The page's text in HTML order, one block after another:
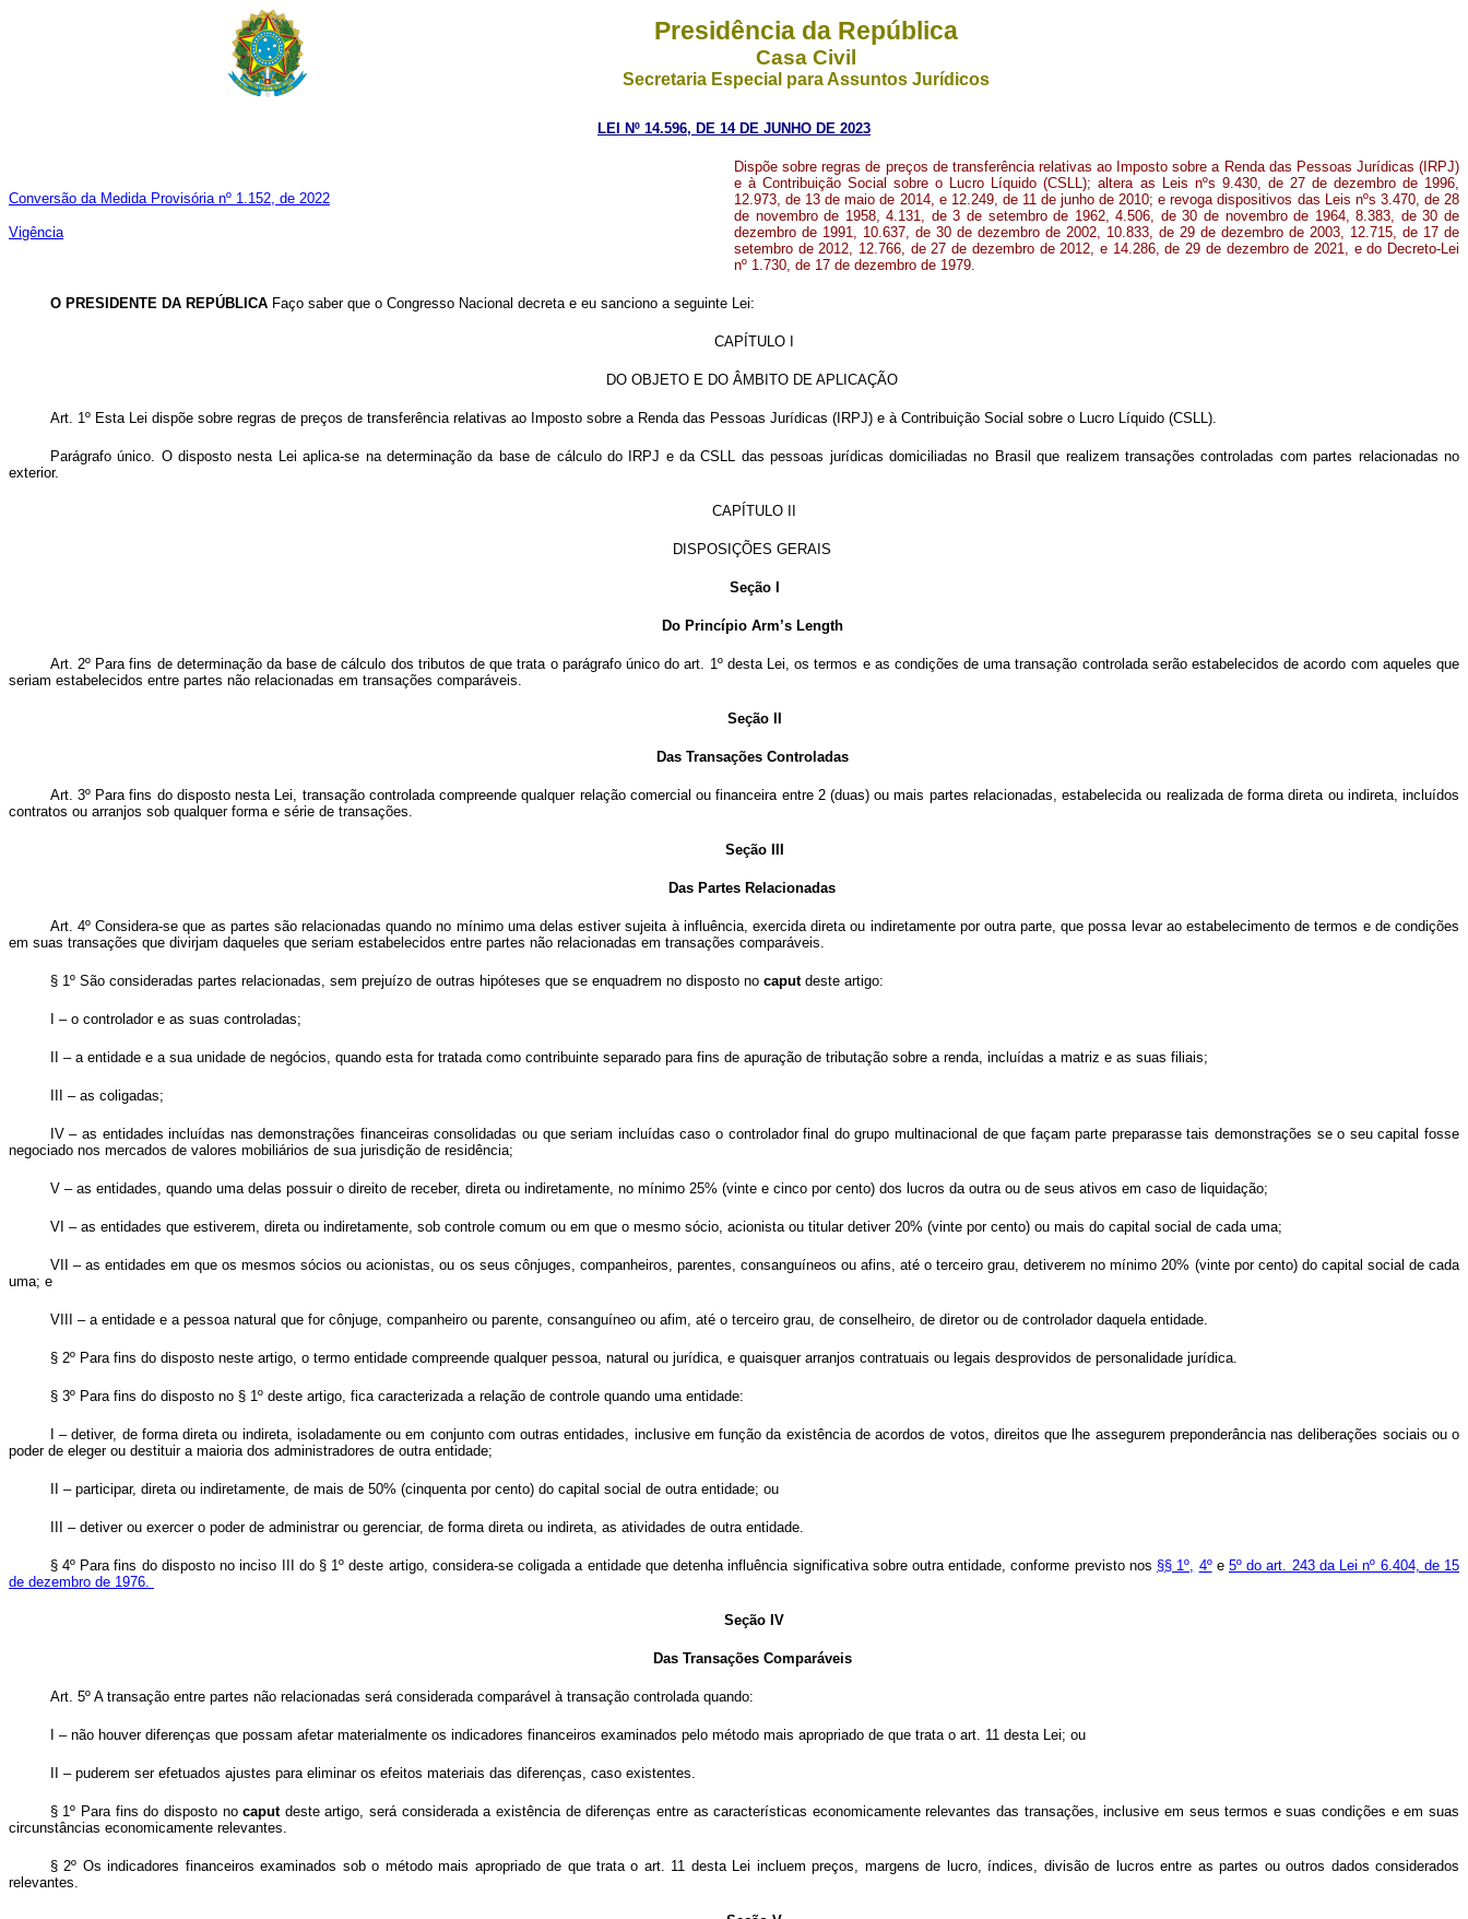
Presidência da República
Casa Civil
Secretaria Especial para Assuntos Jurídicos
LEI Nº 14.596, DE 14 DE JUNHO DE 2023
Conversão da Medida Provisória nº 1.152, de 2022
Vigência
Dispõe sobre regras de preços de transferência relativas ao Imposto sobre a Renda das Pessoas Jurídicas (IRPJ)
e à Contribuição Social sobre o Lucro Líquido (CSLL); altera as Leis nºs 9.430, de 27 de dezembro de 1996,
12.973, de 13 de maio de 2014, e 12.249, de 11 de junho de 2010; e revoga dispositivos das Leis nºs 3.470, de 28
de novembro de 1958, 4.131, de 3 de setembro de 1962, 4.506, de 30 de novembro de 1964, 8.383, de 30 de
dezembro de 1991, 10.637, de 30 de dezembro de 2002, 10.833, de 29 de dezembro de 2003, 12.715, de 17 de
setembro de 2012, 12.766, de 27 de dezembro de 2012, e 14.286, de 29 de dezembro de 2021, e do Decreto-Lei
nº 1.730, de 17 de dezembro de 1979.
O PRESIDENTE DA REPÚBLICAFaço saber que o Congresso Nacional decreta e eu sanciono a seguinte Lei:
CAPÍTULO I
DO OBJETO E DO ÂMBITO DE APLICAÇÃO
Art. 1º Esta Lei dispõe sobre regras de preços de transferência relativas ao Imposto sobre a Renda das Pessoas Jurídicas (IRPJ) e à Contribuição Social sobre o Lucro Líquido (CSLL).
Parágrafo único. O disposto nesta Lei aplica-se na determinação da base de cálculo do IRPJ e da CSLL das pessoas jurídicas domiciliadas no Brasil que realizem transações controladas com partes relacionadas no
exterior.
CAPÍTULO II
DISPOSIÇÕES GERAIS
Seção I
Do Princípio Arm’s Length
Art. 2º Para fins de determinação da base de cálculo dos tributos de que trata o parágrafo único do art. 1º desta Lei, os termos e as condições de uma transação controlada serão estabelecidos de acordo com aqueles que
seriam estabelecidos entre partes não relacionadas em transações comparáveis.
Seção II
Das Transações Controladas
Art. 3º Para fins do disposto nesta Lei, transação controlada compreende qualquer relação comercial ou financeira entre 2 (duas) ou mais partes relacionadas, estabelecida ou realizada de forma direta ou indireta, incluídos
contratos ou arranjos sob qualquer forma e série de transações.
Seção III
Das Partes Relacionadas
Art. 4º Considera-se que as partes são relacionadas quando no mínimo uma delas estiver sujeita à influência, exercida direta ou indiretamente por outra parte, que possa levar ao estabelecimento de termos e de condições
em suas transações que divirjam daqueles que seriam estabelecidos entre partes não relacionadas em transações comparáveis.
§ 1º São consideradas partes relacionadas, sem prejuízo de outras hipóteses que se enquadrem no disposto no caputdeste artigo:
I – o controlador e as suas controladas;
II – a entidade e a sua unidade de negócios, quando esta for tratada como contribuinte separado para fins de apuração de tributação sobre a renda, incluídas a matriz e as suas filiais;
III – as coligadas;
IV – as entidades incluídas nas demonstrações financeiras consolidadas ou que seriam incluídas caso o controlador final do grupo multinacional de que façam parte preparasse tais demonstrações se o seu capital fosse
negociado nos mercados de valores mobiliários de sua jurisdição de residência;
V – as entidades, quando uma delas possuir o direito de receber, direta ou indiretamente, no mínimo 25% (vinte e cinco por cento) dos lucros da outra ou de seus ativos em caso de liquidação;
VI – as entidades que estiverem, direta ou indiretamente, sob controle comum ou em que o mesmo sócio, acionista ou titular detiver 20% (vinte por cento) ou mais do capital social de cada uma;
VII – as entidades em que os mesmos sócios ou acionistas, ou os seus cônjuges, companheiros, parentes, consanguíneos ou afins, até o terceiro grau, detiverem no mínimo 20% (vinte por cento) do capital social de cada
uma; e
VIII – a entidade e a pessoa natural que for cônjuge, companheiro ou parente, consanguíneo ou afim, até o terceiro grau, de conselheiro, de diretor ou de controlador daquela entidade.
§ 2º Para fins do disposto neste artigo, o termo entidade compreende qualquer pessoa, natural ou jurídica, e quaisquer arranjos contratuais ou legais desprovidos de personalidade jurídica.
§ 3º Para fins do disposto no § 1º deste artigo, fica caracterizada a relação de controle quando uma entidade:
I – detiver, de forma direta ou indireta, isoladamente ou em conjunto com outras entidades, inclusive em função da existência de acordos de votos, direitos que lhe assegurem preponderância nas deliberações sociais ou o
poder de eleger ou destituir a maioria dos administradores de outra entidade;
II – participar, direta ou indiretamente, de mais de 50% (cinquenta por cento) do capital social de outra entidade; ou
III – detiver ou exercer o poder de administrar ou gerenciar, de forma direta ou indireta, as atividades de outra entidade.
§ 4º Para fins do disposto no inciso III do § 1º deste artigo, considera-se coligada a entidade que detenha influência significativa sobre outra entidade, conforme previsto nos §§ 1º, 4ºe 5º do art. 243 da Lei nº 6.404, de 15
de dezembro de 1976.
Seção IV
Das Transações Comparáveis
Art. 5º A transação entre partes não relacionadas será considerada comparável à transação controlada quando:
I – não houver diferenças que possam afetar materialmente os indicadores financeiros examinados pelo método mais apropriado de que trata o art. 11 desta Lei; ou
II – puderem ser efetuados ajustes para eliminar os efeitos materiais das diferenças, caso existentes.
§ 1º Para fins do disposto nocaputdeste artigo, será considerada a existência de diferenças entre as características economicamente relevantes das transações, inclusive em seus termos e suas condições e em suas
circunstâncias economicamente relevantes.
§ 2º Os indicadores financeiros examinados sob o método mais apropriado de que trata o art. 11 desta Lei incluem preços, margens de lucro, índices, divisão de lucros entre as partes ou outros dados considerados
relevantes.